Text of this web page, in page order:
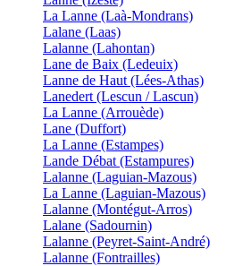
La Lanne (Laà-Mondrans)
Lalane (Laas)
Lalanne (Lahontan)
Lane de Baix (Ledeuix)
Lanne de Haut (Lées-Athas)
Lanedert (Lescun / Lascun)
La Lanne (Arrouède)
Lane (Duffort)
La Lanne (Estampes)
Lande Débat (Estampures)
Lalanne (Laguian-Mazous)
La Lanne (Laguian-Mazous)
Lalanne (Montégut-Arros)
Lalane (Sadournin)
Lalanne (Peyret-Saint-André)
Lalanne (Fontrailles)